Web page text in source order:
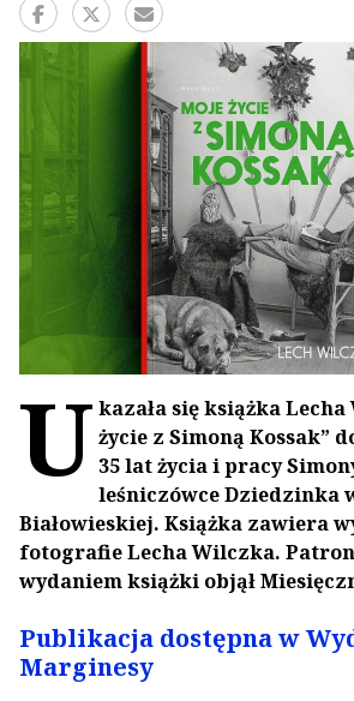
U kazała się książka
życie z Simoną Kossak”
35 lat życia i pracy
leśniczówce Dziedzinka
Białowieskiej. Książka zawiera
fotografie Lecha Wilczka.
wydaniem książki objął
Publikacja dostępna w
Marginesy